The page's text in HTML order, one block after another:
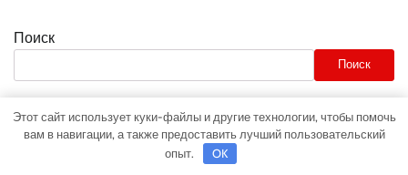
Поиск
Поиск
Последние записи
Микрокредиты: возможности и подводные камни
Этот сайт использует куки-файлы и другие технологии, чтобы помочь
вам в навигации, а также предоставить лучший пользовательский
опыт.
OK